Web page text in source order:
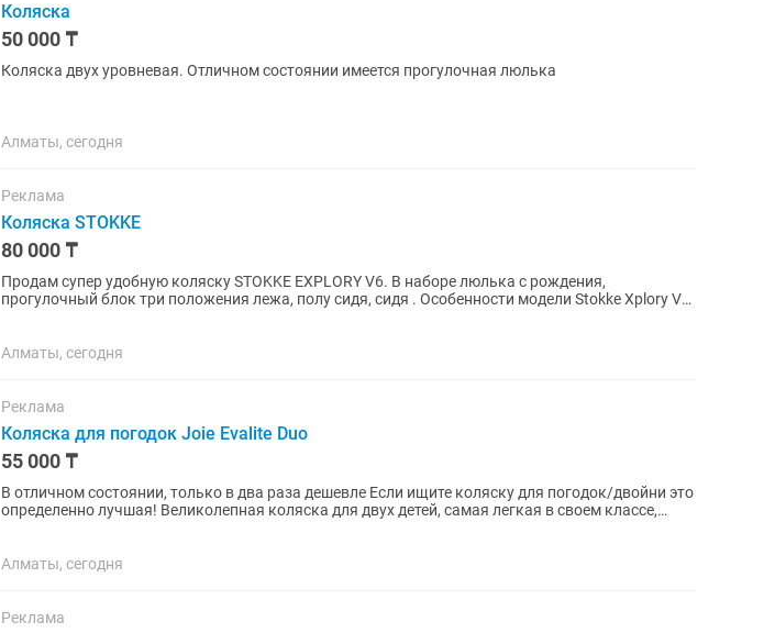
Коляска
50 000 ₸
Коляска двух уровневая. Отличном состоянии имеется прогулочная люлька
Алматы, сегодня
Реклама
Коляска STOKKE
80 000 ₸
Продам супер удобную коляску STOKKE EXPLORY V6. В наборе люлька с рождения,
прогулочный блок три положения лежа, полу сидя, сидя . Особенности модели Stokke Xplory V6:
Алматы, сегодня
Реклама
Коляска для погодок Joie Evalite Duo
55 000 ₸
В отличном состоянии, только в два раза дешевле Если ищите коляску для погодок/двойни это
определенно лучшая! Великолепная коляска для двух детей, самая легкая в своем классе,
Алматы, сегодня
Реклама